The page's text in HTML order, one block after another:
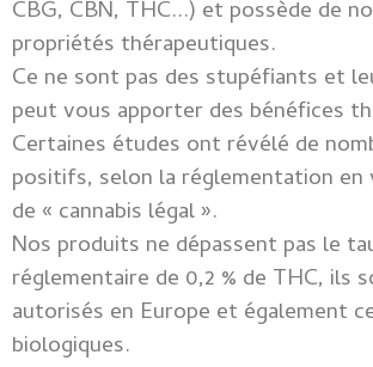
CBG, CBN, THC...) et possède de
propriétés thérapeutiques.
Ce ne sont pas des stupéfiants et
peut vous apporter des bénéfices
Certaines études ont révélé de
positifs, selon la réglementation en
de « cannabis légal ».
Nos produits ne dépassent pas le
réglementaire de 0,2 % de THC, ils
autorisés en Europe et également
biologiques.